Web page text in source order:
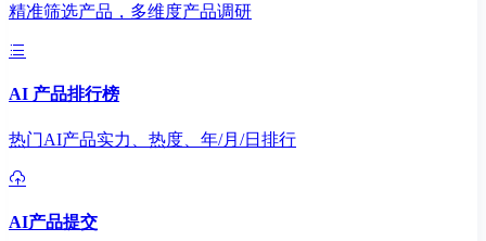
精准筛选产品，多维度产品调研
AI 产品排行榜
热门AI产品实力、热度、年/月/日排行
AI产品提交